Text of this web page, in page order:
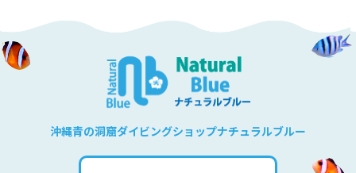
沖縄青の洞窟ダイビングショップナチュラルブルー